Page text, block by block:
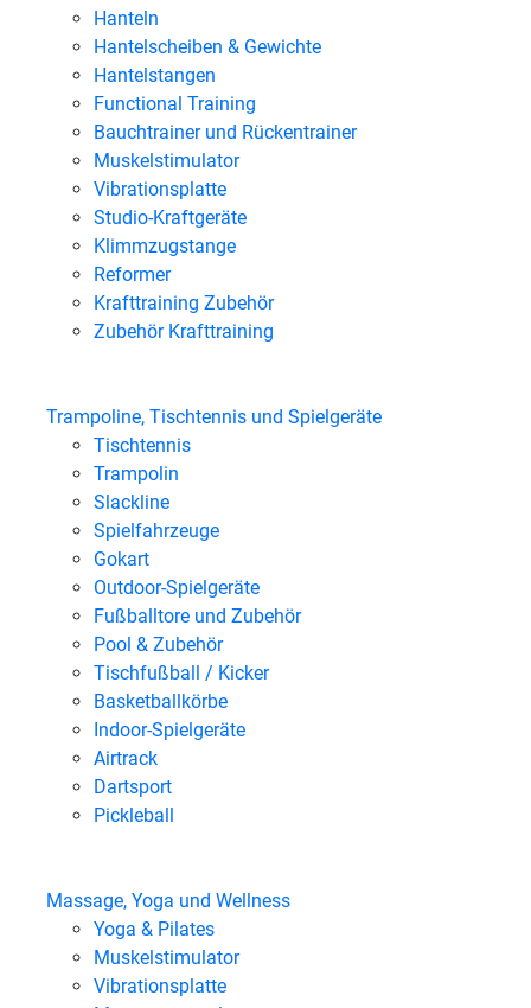
Hanteln
Hantelscheiben & Gewichte
Hantelstangen
Functional Training
Bauchtrainer und Rückentrainer
Muskelstimulator
Vibrationsplatte
Studio-Kraftgeräte
Klimmzugstange
Reformer
Krafttraining Zubehör
Zubehör Krafttraining
Trampoline, Tischtennis und Spielgeräte
Tischtennis
Trampolin
Slackline
Spielfahrzeuge
Gokart
Outdoor-Spielgeräte
Fußballtore und Zubehör
Pool & Zubehör
Tischfußball / Kicker
Basketballkörbe
Indoor-Spielgeräte
Airtrack
Dartsport
Pickleball
Massage, Yoga und Wellness
Yoga & Pilates
Muskelstimulator
Vibrationsplatte